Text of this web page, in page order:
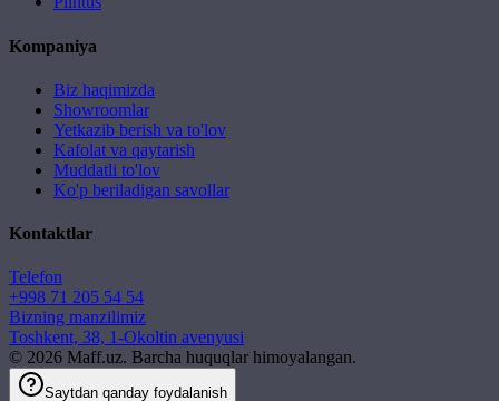
Kompaniya
Biz haqimizda
Showroomlar
Yetkazib berish va to'lov
Kafolat va qaytarish
Muddatli to'lov
Ko'p beriladigan savollar
Kontaktlar
Telefon
+998 71 205 54 54
Bizning manzilimiz
Toshkent, 38, 1-Okoltin avenyusi
© 2026 Maff.uz. Barcha huquqlar himoyalangan.
Saytdan qanday foydalanish